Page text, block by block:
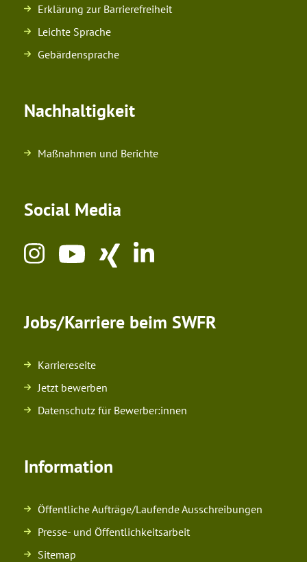
Erklärung zur Barrierefreiheit
Leichte Sprache
Gebärdensprache
Nachhaltigkeit
Maßnahmen und Berichte
Social Media
Jobs/Karriere beim SWFR
Karriereseite
Jetzt bewerben
Datenschutz für Bewerber:innen
Information
Öffentliche Aufträge/Laufende Ausschreibungen
Presse- und Öffentlichkeitsarbeit
Sitemap